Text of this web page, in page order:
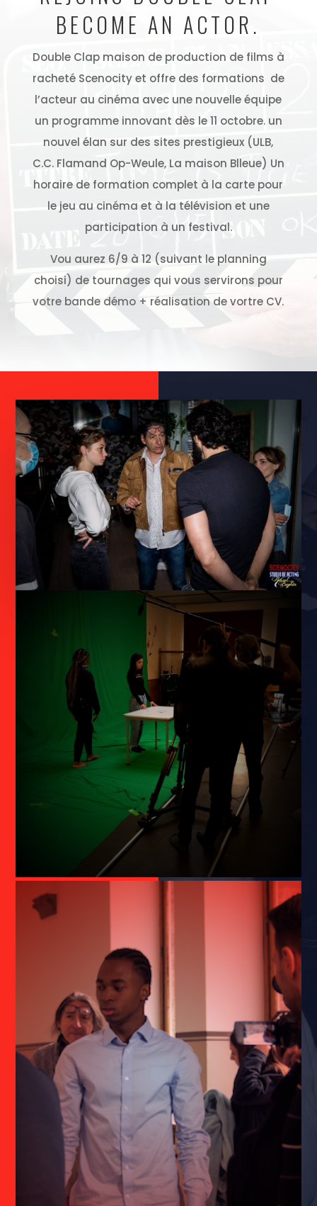
BECOME AN ACTOR.
Double Clap maison de production de films à
racheté Scenocity et offre des formations de
l’acteur au cinéma avec une nouvelle équipe
un programme innovant dès le 11 octobre. un
nouvel élan sur des sites prestigieux (ULB,
C.C. Flamand Op-Weule, La maison Blleue) Un
horaire de formation complet à la carte pour
le jeu au cinéma et à la télévision et une
participation à un festival.
Vou aurez 6/9 à 12 (suivant le planning
choisi) de tournages qui vous servirons pour
votre bande démo + réalisation de vortre CV.